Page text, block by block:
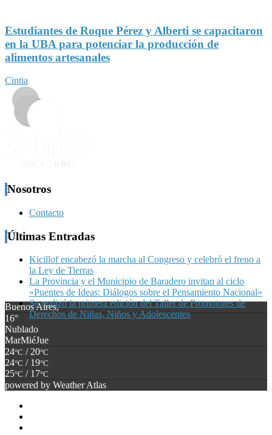
Estudiantes de Roque Pérez y Alberti se capacitaron
en la UBA para potenciar la producción de
alimentos artesanales
Cintia
Nosotros
Contacto
Últimas Entradas
Kicillof encabezó la marcha al Congreso y celebró el freno a
la Ley de Tierras
La Provincia y el Municipio de Baradero invitan al ciclo
«Puentes de Ideas: Diálogos sobre el Pensamiento Nacional»
Se realizó la primera edición del Taller de Promotores de
Derechos de Niñas, Niños y Adolescentes
Buenos Aires,
16°
Nublado
MarMiéJue
24°C / 20°C
24°C / 19°C
25°C / 17°C
powered by Weather Atlas